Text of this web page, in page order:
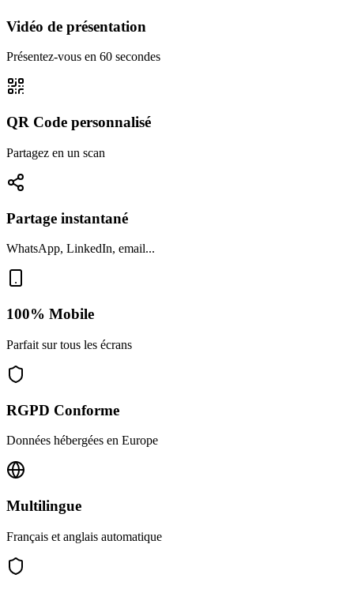
Vidéo de présentation
Présentez-vous en 60 secondes
QR Code personnalisé
Partagez en un scan
Partage instantané
WhatsApp, LinkedIn, email...
100% Mobile
Parfait sur tous les écrans
RGPD Conforme
Données hébergées en Europe
Multilingue
Français et anglais automatique